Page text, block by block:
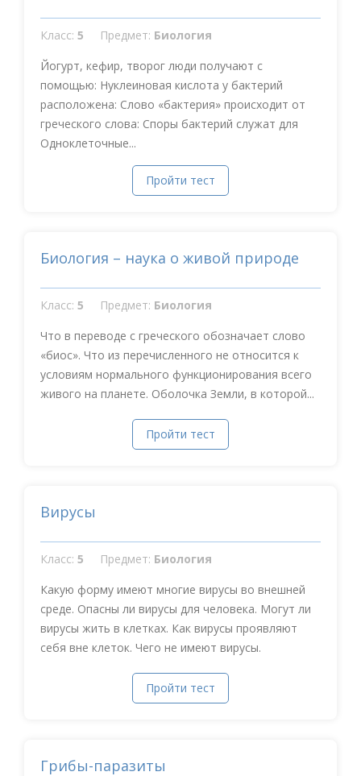
Класс: 5 Предмет: Биология
Йогурт, кефир, творог люди получают с
помощью: Нуклеиновая кислота у бактерий
расположена: Слово «бактерия» происходит от
греческого слова: Споры бактерий служат для
Одноклеточные...
Пройти тест
Биология – наука о живой природе
Класс: 5 Предмет: Биология
Что в переводе с греческого обозначает слово
«биос». Что из перечисленного не относится к
условиям нормального функционирования всего
живого на планете. Оболочка Земли, в которой...
Пройти тест
Вирусы
Класс: 5 Предмет: Биология
Какую форму имеют многие вирусы во внешней
среде. Опасны ли вирусы для человека. Могут ли
вирусы жить в клетках. Как вирусы проявляют
себя вне клеток. Чего не имеют вирусы.
Пройти тест
Грибы-паразиты